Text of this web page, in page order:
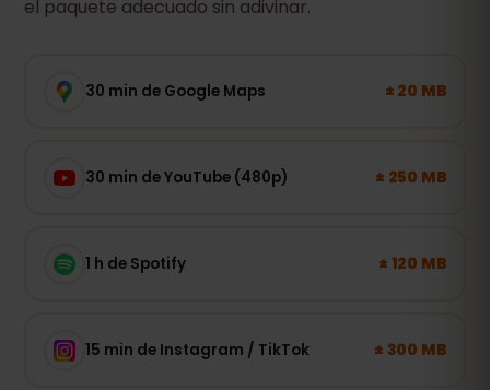
el paquete adecuado sin adivinar.
30 min de Google Maps ± 20 MB
30 min de YouTube (480p) ± 250 MB
1 h de Spotify ± 120 MB
15 min de Instagram / TikTok ± 300 MB